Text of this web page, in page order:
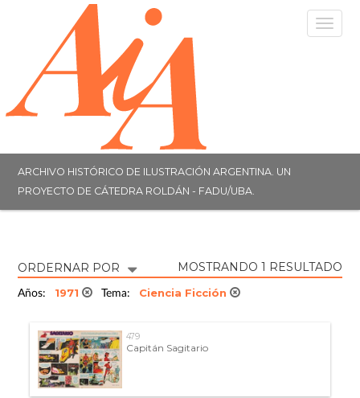
ARCHIVO HISTÓRICO DE ILUSTRACIÓN ARGENTINA. UN
PROYECTO DE CÁTEDRA ROLDÁN - FADU/UBA.
ORDERNAR POR MOSTRANDO 1 RESULTADO
Años: 1971 Tema: Ciencia Ficción
479
Capitán Sagitario